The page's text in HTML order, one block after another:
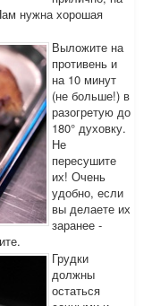
нужна хорошая
Выложите на
противень и
на 10 минут
(не больше!) в
разогретую до
180° духовку.
Не
пересушите
их! Очень
удобно, если
вы делаете их
заранее -
Грудки
должны
остаться